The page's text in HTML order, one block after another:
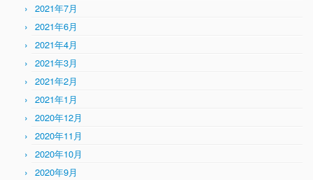
2021年7月
2021年6月
2021年4月
2021年3月
2021年2月
2021年1月
2020年12月
2020年11月
2020年10月
2020年9月